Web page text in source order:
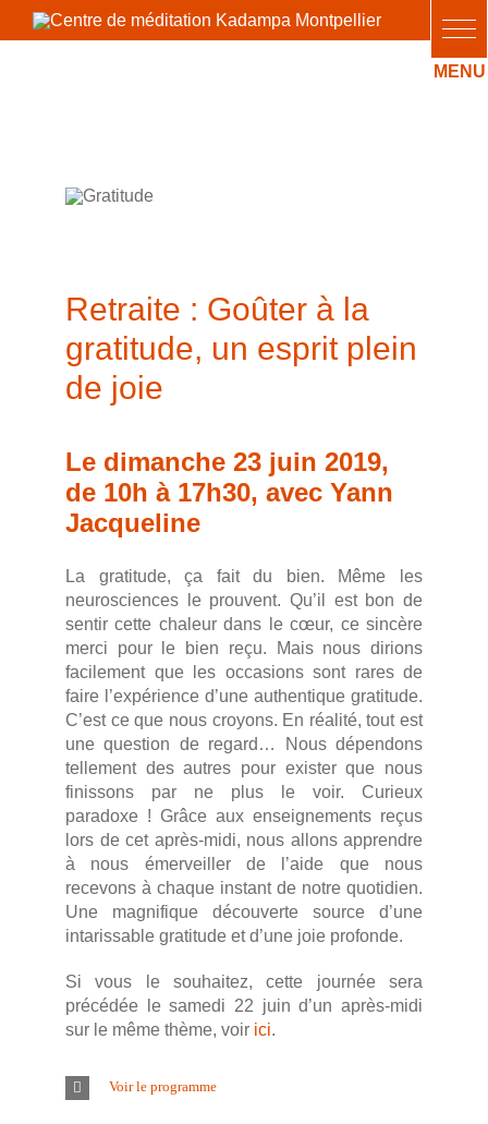
Passer
Retraite : Goûter à la
gratitude, un esprit plein
de joie
Le dimanche 23 juin 2019,
de 10h à 17h30, avec Yann
Jacqueline
La gratitude, ça fait du bien. Même les
neurosciences le prouvent. Qu’il est bon de
sentir cette chaleur dans le cœur, ce sincère
merci pour le bien reçu. Mais nous dirions
facilement que les occasions sont rares de
faire l’expérience d’une authentique gratitude.
C’est ce que nous croyons. En réalité, tout est
une question de regard… Nous dépendons
tellement des autres pour exister que nous
finissons par ne plus le voir. Curieux
paradoxe ! Grâce aux enseignements reçus
lors de cet après-midi, nous allons apprendre
à nous émerveiller de l’aide que nous
recevons à chaque instant de notre quotidien.
Une magnifique découverte source d’une
intarissable gratitude et d’une joie profonde.
Si vous le souhaitez, cette journée sera
précédée le samedi 22 juin d’un après-midi
sur le même thème, voir ici.
Voir le programme